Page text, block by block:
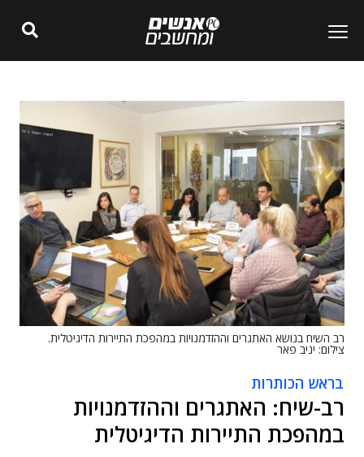
רב השיח בנושא האתגרים וההזדמנויות במהפכת התיירות הדיגיטלית.
צילום: יניב פאר
בראש הכותרות
רב-שיח: האתגרים וההזדמנויות
במהפכת התיירות הדיגיטלית